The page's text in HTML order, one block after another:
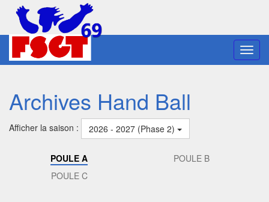
Archives Hand Ball
Afficher la saison : 2026 - 2027 (Phase 2)
POULE A
POULE B
POULE C